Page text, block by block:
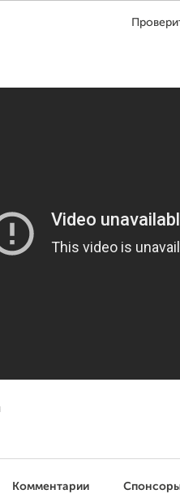
Комментарии